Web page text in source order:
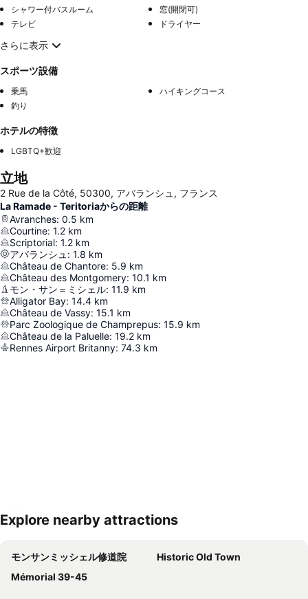
シャワー付バスルーム
窓(開閉可)
テレビ
ドライヤー
さらに表示
スポーツ設備
乗馬
ハイキングコース
釣り
ホテルの特徴
LGBTQ+歓迎
立地
2 Rue de la Côté, 50300, アバランシュ, フランス
La Ramade - Teritoriaからの距離
Avranches: 0.5 km
Courtine: 1.2 km
Scriptorial: 1.2 km
アバランシュ : 1.8 km
Château de Chantore: 5.9 km
Château des Montgomery: 10.1 km
モン・サン＝ミシェル: 11.9 km
Alligator Bay: 14.4 km
Château de Vassy: 15.1 km
Parc Zoologique de Champrepus: 15.9 km
Château de la Paluelle: 19.2 km
Rennes Airport Britanny: 74.3 km
地図を拡大
Explore nearby attractions
モンサンミッシェル修道院
Historic Old Town
Mémorial 39-45